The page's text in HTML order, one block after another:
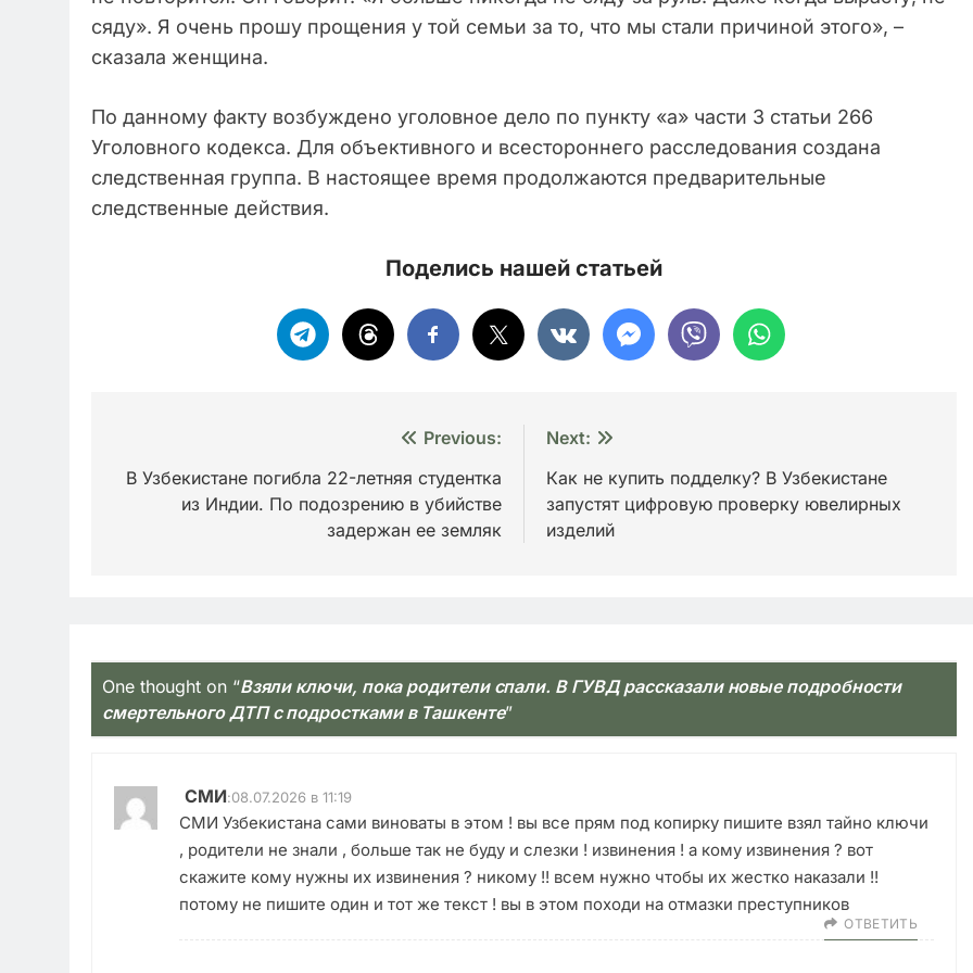
сяду». Я очень прошу прощения у той семьи за то, что мы стали причиной этого», –
сказала женщина.
По данному факту возбуждено уголовное дело по пункту «а» части 3 статьи 266
Уголовного кодекса. Для объективного и всестороннего расследования создана
следственная группа. В настоящее время продолжаются предварительные
следственные действия.
Поделись нашей статьей
по
записям
Previous:
В Узбекистане погибла 22-летняя студентка
из Индии. По подозрению в убийстве
задержан ее земляк
Next:
Как не купить подделку? В Узбекистане
запустят цифровую проверку ювелирных
изделий
One thought on “Взяли ключи, пока родители спали. В ГУВД рассказали новые подробности
смертельного ДТП с подростками в Ташкенте”
СМИ:08.07.2026 в 11:19
СМИ Узбекистана сами виноваты в этом ! вы все прям под копирку пишите взял тайно ключи
, родители не знали , больше так не буду и слезки ! извинения ! а кому извинения ? вот
скажите кому нужны их извинения ? никому !! всем нужно чтобы их жестко наказали !!
потому не пишите один и тот же текст ! вы в этом походи на отмазки преступников
ОТВЕТИТЬ